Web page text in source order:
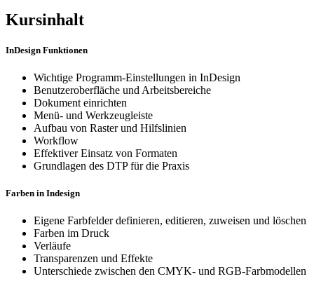
Kursinhalt
InDesign Funktionen
Wichtige Programm-Einstellungen in InDesign
Benutzeroberfläche und Arbeitsbereiche
Dokument einrichten
Menü- und Werkzeugleiste
Aufbau von Raster und Hilfslinien
Workflow
Effektiver Einsatz von Formaten
Grundlagen des DTP für die Praxis
Farben in Indesign
Eigene Farbfelder definieren, editieren, zuweisen und löschen
Farben im Druck
Verläufe
Transparenzen und Effekte
Unterschiede zwischen den CMYK- und RGB-Farbmodellen